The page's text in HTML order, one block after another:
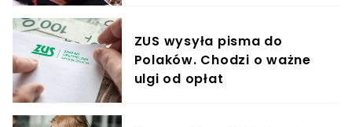
ZUS wysyła pisma do
Polaków. Chodzi o ważne
ulgi od opłat